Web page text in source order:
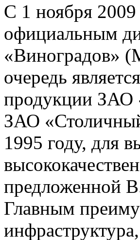
C 1 ноября
официальным
«Виноградов»
очередь
продукции ЗАО
ЗАО
1995 году, для
предложенной
Главным